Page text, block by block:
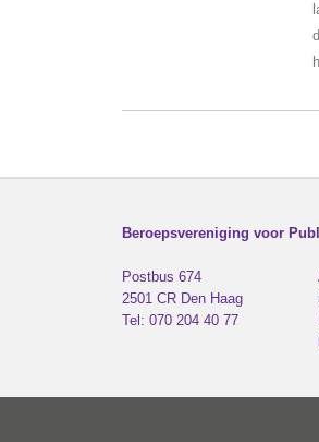
Beroepsvereniging voor
Postbus 674
2501 CR Den Haag
Tel: 070 204 40 77